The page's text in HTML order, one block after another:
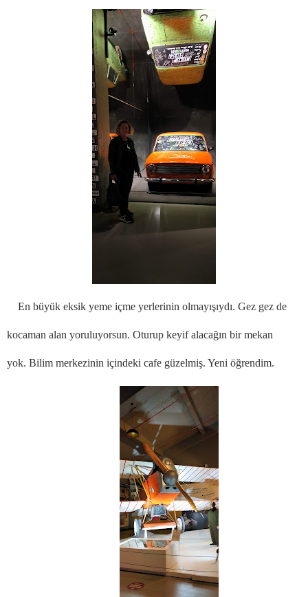
En büyük eksik yeme içme yerlerinin olmayışıydı. Gez gez de
kocaman alan yoruluyorsun. Oturup keyif alacağın bir mekan
yok. Bilim merkezinin içindeki cafe güzelmiş. Yeni öğrendim.